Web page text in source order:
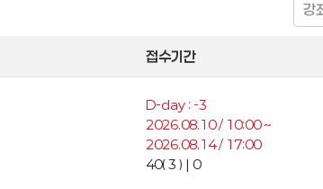
접수기간
D-day : -3
2026.08.10 / 10:00 ~
2026.08.14 / 17:00
40( 3 ) | 0